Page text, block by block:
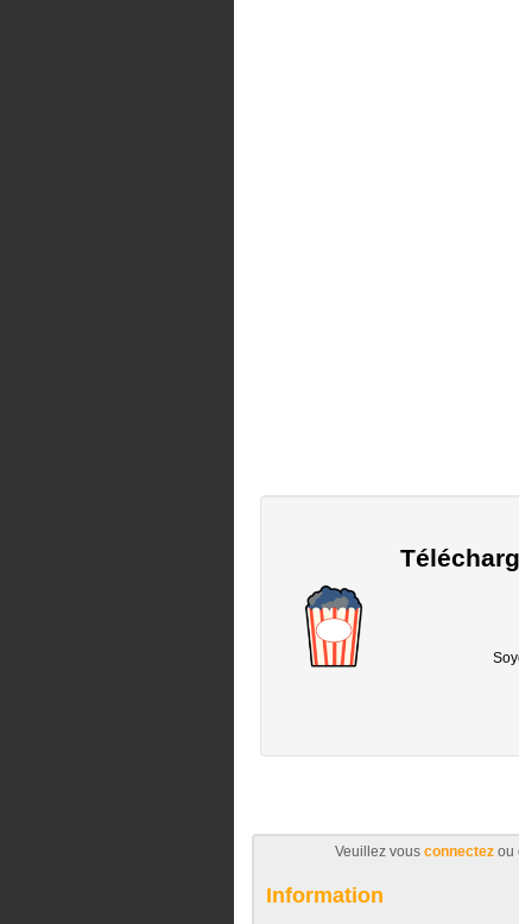
Veuillez vous connectez ou
Information